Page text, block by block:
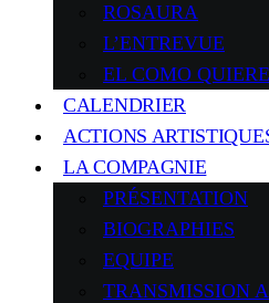
ROSAURA
L’ENTREVUE
EL COMO
CALENDRIER
ACTIONS
LA COMPAGNIE
PRÉSENTATION
BIOGRAPHIES
EQUIPE
TRANSMISSION